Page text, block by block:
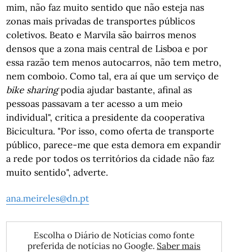
mim, não faz muito sentido que não esteja nas
zonas mais privadas de transportes públicos
coletivos. Beato e Marvila são bairros menos
densos que a zona mais central de Lisboa e por
essa razão tem menos autocarros, não tem metro,
nem comboio. Como tal, era aí que um serviço de
bike sharingpodia ajudar bastante, afinal as
pessoas passavam a ter acesso a um meio
individual", critica a presidente da cooperativa
Bicicultura. "Por isso, como oferta de transporte
público, parece-me que esta demora em expandir
a rede por todos os territórios da cidade não faz
muito sentido", adverte.
ana.meireles@dn.pt
Escolha o Diário de Notícias como fonte
preferida de notícias no Google. Saber mais